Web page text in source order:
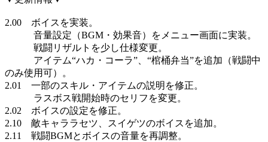
2.00 ボイスを実装。
音量設定（BGM・効果音）をメニュー画面に実装。
戦闘リザルトを少し仕様変更。
アイテム“ハカ・コーラ”、“棺桶弁当”を追加（戦闘中
のみ使用可）。
2.01 一部のスキル・アイテムの説明を修正。
ラスボス戦開始時のセリフを変更。
2.02 ボイスの設定を修正。
2.10 敵キャララセツ、スイゲツのボイスを追加。
2.11 戦闘BGMとボイスの音量を再調整。